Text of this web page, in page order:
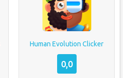
Human Evolution Clicker
0,0